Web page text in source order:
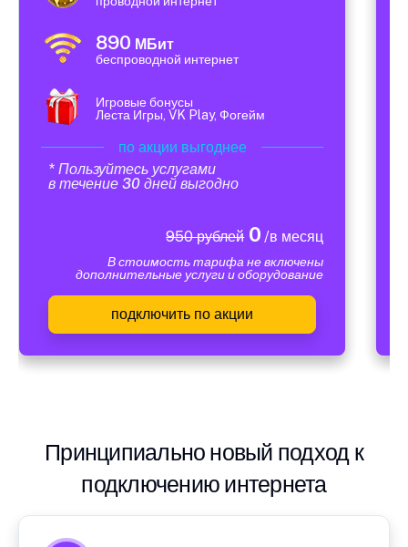
890 МБит
беспроводной интернет
Игровые бонусы
Леста Игры, VK Play, Фогейм
по акции выгоднее
* Пользуйтесь услугами
в течение 30 дней выгодно
950 рублей0 /в месяц
В стоимость тарифа не включены
дополнительные услуги и оборудование
подключить по акции
Принципиально новый подход к
подключению интернета